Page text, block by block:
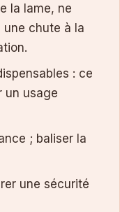
la lame, ne
une chute à la
: ce
un usage
; baliser la
une sécurité